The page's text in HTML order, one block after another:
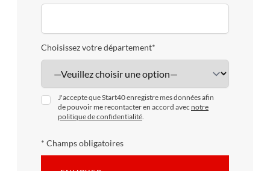
Choisissez votre département*
J'accepte que Start40 enregistre mes données afin
de pouvoir me recontacter en accord avec notre
politique de confidentialité.
* Champs obligatoires